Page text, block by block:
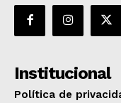
Institucional
Política de